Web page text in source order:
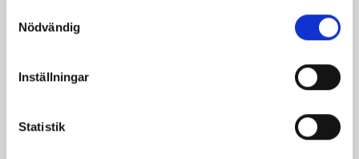
Nödvändig
Inställningar
Statistik